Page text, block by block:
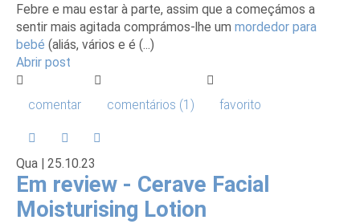
Febre e mau estar à parte, assim que a começámos a
sentir mais agitada comprámos-lhe um mordedor para
bebé (aliás, vários e é (...)
Abrir post
comentar comentários (1) favorito
Qua | 25.10.23
Em review - Cerave Facial
Moisturising Lotion